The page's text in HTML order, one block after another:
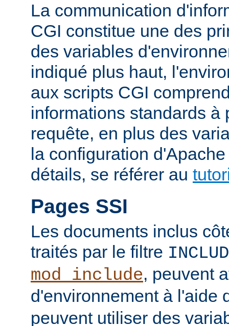
La communication
CGI constitue une des
des variables
indiqué plus haut,
aux scripts CGI
informations standards à
requête, en plus des
la configuration
détails, se référer au
Pages SSI
Les documents inclus
traités par le filtre
mod_include, peuvent
d'environnement à l'aide
peuvent utiliser des